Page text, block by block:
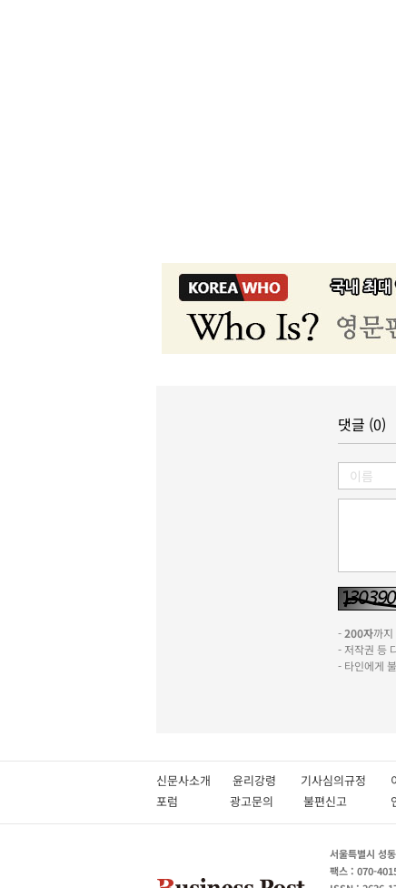
댓글 (0)
-200자까
- 저작권 등
- 타인에게
신문사소개 윤리강령 기사심의규정
포럼
광고문의 불편신고
서울특별시 성
팩스 : 070-